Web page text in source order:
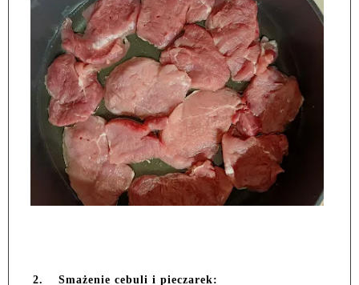
2. Smażenie cebuli i pieczarek: